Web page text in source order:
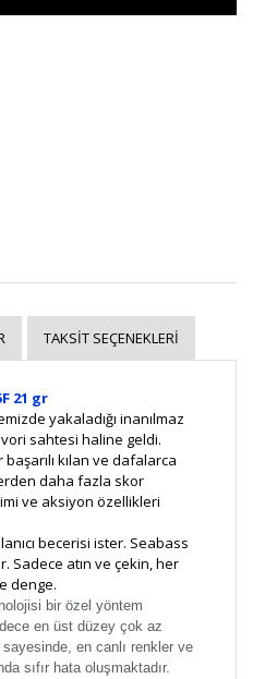
TAKSIT SEÇENEKLERI
21 gr
yakaladığı inanılmaz
sahtesi haline geldi.
kılan ve dafalarca
daha fazla skor
ve aksiyon özellikleri
becerisi ister. Seabass
Sadece atın ve çekin, her
denge.
bir özel yöntem
en üst düzey çok az
sayesinde, en canlı renkler ve
sıfır hata oluşmaktadır.